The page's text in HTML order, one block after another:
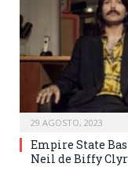
29 AGOSTO, 2023
Empire State
Neil de Biffy